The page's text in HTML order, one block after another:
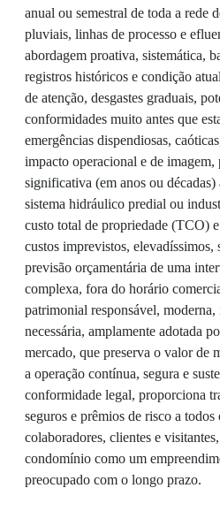
anual ou semestral de toda a rede
pluviais, linhas de processo e
abordagem proativa, sistemática,
registros históricos e condição
de atenção, desgastes graduais,
conformidades muito antes que
emergências dispendiosas,
impacto operacional e de imagem,
significativa (em anos ou
sistema hidráulico predial ou
custo total de propriedade (TCO)
custos imprevistos, elevadíssimos,
previsão orçamentária de uma
complexa, fora do horário
patrimonial responsável,
necessária, amplamente adotada
mercado, que preserva o valor de
a operação contínua, segura e
conformidade legal, proporciona
seguros e prêmios de risco a todos
colaboradores, clientes e
condomínio como um
preocupado com o longo prazo.